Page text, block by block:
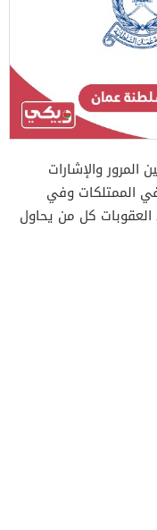
المرور والإشارات
الممتلكات وفي
العقوبات كل من يحاول